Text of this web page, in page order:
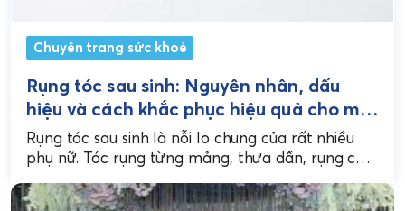
Chuyên trang sức khoẻ
Rụng tóc sau sinh: Nguyên nhân, dấu
hiệu và cách khắc phục hiệu quả cho mẹ
bỉm
Rụng tóc sau sinh là nỗi lo chung của rất nhiều
phụ nữ. Tóc rụng từng mảng, thưa dần, rụng cả